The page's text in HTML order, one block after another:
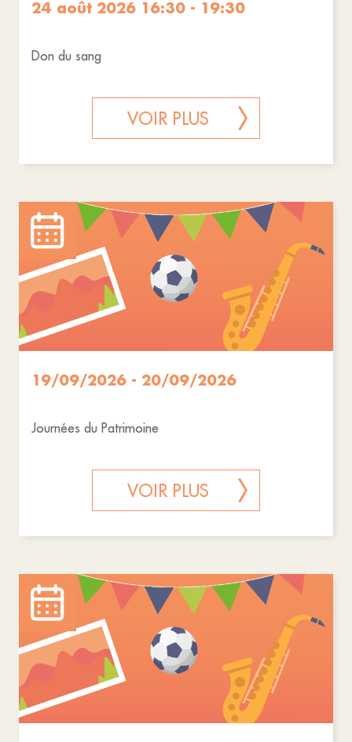
24 août 2026 16:30 - 19:30
Don du sang
VOIR PLUS
19/09/2026 - 20/09/2026
Journées du Patrimoine
VOIR PLUS